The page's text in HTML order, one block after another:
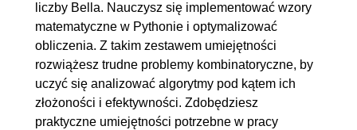
dodawania w kombinacjach
3.5. Przykłady zadań z
kombinacji
00:18:20
3.6. Kombinacje w Pythonie
00:07:12
3.7. Symbol Newtona w
zadaniach
liczby Bella. Nauczysz się implementować wzory
matematyczne w Pythonie i optymalizować
obliczenia. Z takim zestawem umiejętności
rozwiążesz trudne problemy kombinatoryczne, by
uczyć się analizować algorytmy pod kątem ich
złożoności i efektywności. Zdobędziesz
praktyczne umiejętności potrzebne w pracy